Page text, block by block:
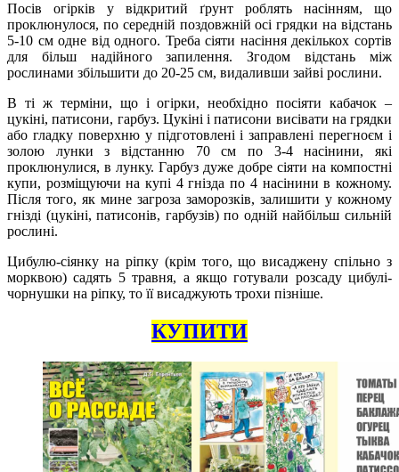
Посів огірків у відкритий ґрунт роблять насінням, що
проклюнулося, по середній поздовжній осі грядки на відстань
5-10 см одне від одного. Треба сіяти насіння декількох сортів
для більш надійного запилення. Згодом відстань між
рослинами збільшити до 20-25 см, видаливши зайві рослини.
В ті ж терміни, що і огірки, необхідно посіяти кабачок –
цукіні, патисони, гарбуз. Цукіні і патисони висівати на грядки
або гладку поверхню у підготовлені і заправлені перегноєм і
золою лунки з відстанню 70 см по 3-4 насінини, які
проклюнулися, в лунку. Гарбуз дуже добре сіяти на компостні
купи, розміщуючи на купі 4 гнізда по 4 насінини в кожному.
Після того, як мине загроза заморозків, залишити у кожному
гнізді (цукіні, патисонів, гарбузів) по одній найбільш сильній
рослині.
Цибулю-сіянку на ріпку (крім того, що висаджену спільно з
морквою) садять 5 травня, а якщо готували розсаду цибулі-
чорнушки на ріпку, то її висаджують трохи пізніше.
КУПИТИ